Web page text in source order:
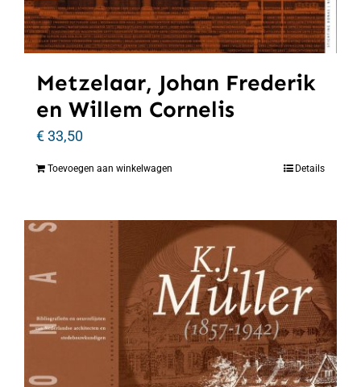
Metzelaar, Johan Frederik
en Willem Cornelis
€33,50
Toevoegen aan winkelwagen Details